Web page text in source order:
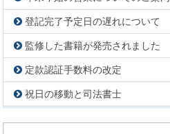
登記完了予定日の遅れについて
監修した書籍が発売されました
定款認証手数料の改定
祝日の移動と司法書士